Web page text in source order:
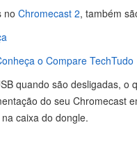
no Chromecast 2, também
o Compare TechTudo
quando são desligadas,
do seu Chromecast
caixa do dongle.